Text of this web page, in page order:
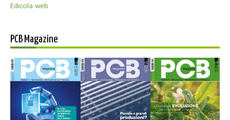
Edicola web
PCB Magazine